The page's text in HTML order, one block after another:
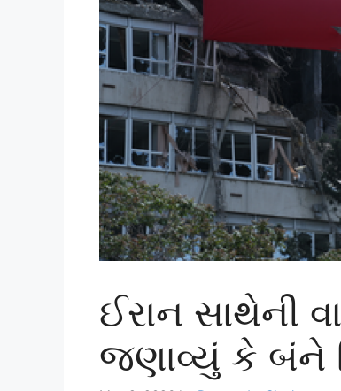
ઈરાન સાથેની
જણાવ્યું કે બંને